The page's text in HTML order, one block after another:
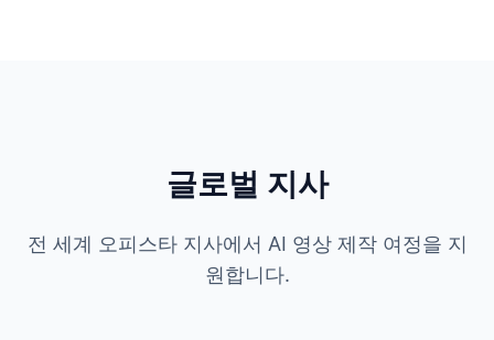
글로벌 지사
전 세계 오피스타 지사에서 AI 영상 제작 여정을 지
원합니다.